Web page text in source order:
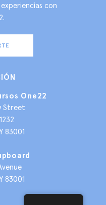
con
One22
Street
83001
83001